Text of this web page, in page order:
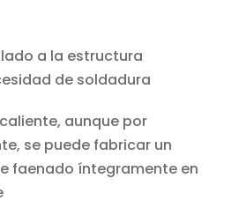
a la estructura
de soldadura
aunque por
se puede fabricar un
faenado íntegramente en